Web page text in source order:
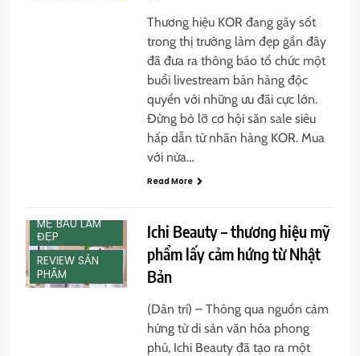
Thương hiệu KOR đang gây sốt
trong thị trường làm đẹp gần đây
đã đưa ra thông báo tổ chức một
buổi livestream bán hàng độc
quyền với những ưu đãi cực lớn.
Đừng bỏ lỡ cơ hội săn sale siêu
hấp dẫn từ nhãn hàng KOR. Mua
với nửa…
Read More
MẸ BẦU LÀM
ĐẸP
REVIEW SẢN
PHẨM
Ichi Beauty – thương hiệu mỹ
phẩm lấy cảm hứng từ Nhật
Bản
(Dân trí) – Thông qua nguồn cảm
hứng từ di sản văn hóa phong
phú, Ichi Beauty đã tạo ra một